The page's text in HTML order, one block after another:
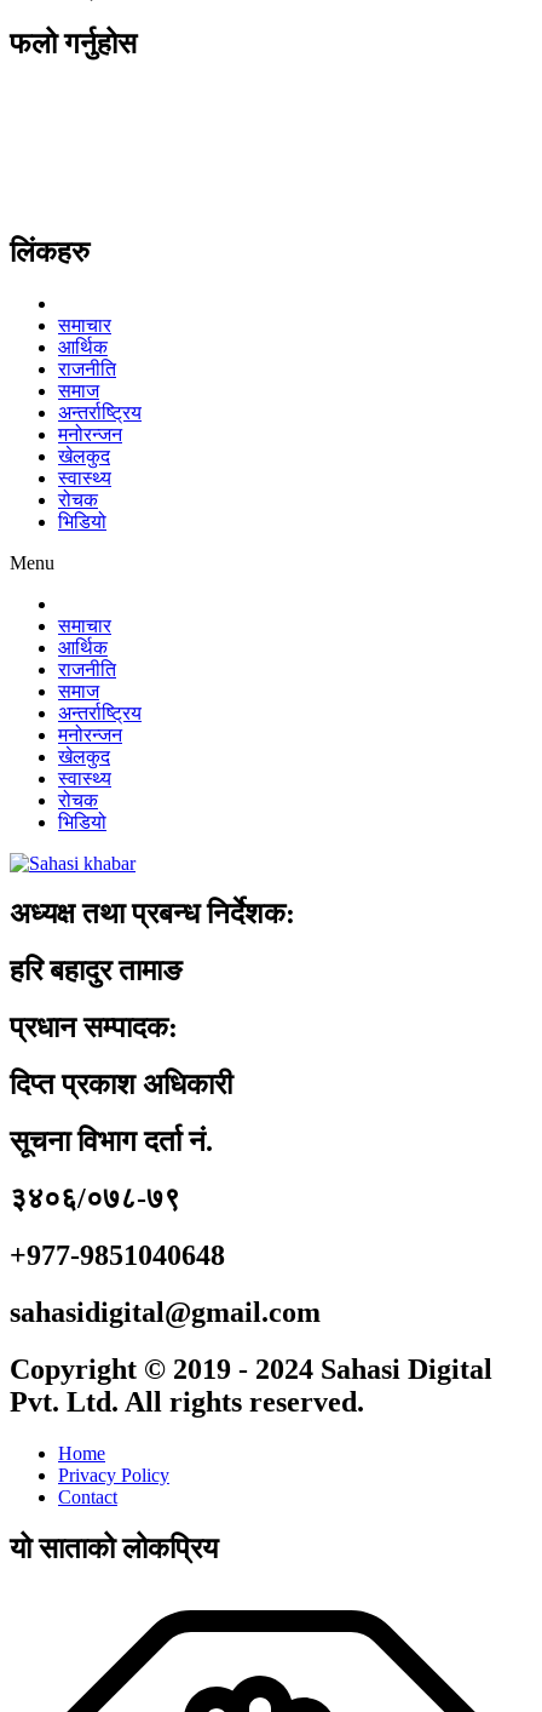
फलो गर्नुहोस
लिंकहरु
समाचार
आर्थिक
राजनीति
समाज
अन्तर्राष्ट्रिय
मनोरन्जन
खेलकुद
स्वास्थ्य
रोचक
भिडियो
Menu
समाचार
आर्थिक
राजनीति
समाज
अन्तर्राष्ट्रिय
मनोरन्जन
खेलकुद
स्वास्थ्य
रोचक
भिडियो
अध्यक्ष तथा प्रबन्ध निर्देशक:
हरि बहादुर तामाङ
प्रधान सम्पादक:
दिप्त प्रकाश अधिकारी
सूचना विभाग दर्ता नं.
३४०६/०७८-७९
+977-9851040648
sahasidigital@gmail.com
Copyright © 2019 - 2024 Sahasi Digital
Pvt. Ltd. All rights reserved.
Home
Privacy Policy
Contact
यो साताको लोकप्रिय